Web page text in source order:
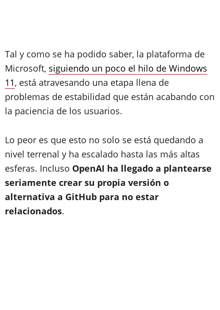
Tal y como se ha podido saber, la plataforma de
Microsoft, siguiendo un poco el hilo de Windows
11, está atravesando una etapa llena de
problemas de estabilidad que están acabando con
la paciencia de los usuarios.
Lo peor es que esto no solo se está quedando a
nivel terrenal y ha escalado hasta las más altas
esferas. Incluso OpenAI ha llegado a plantearse
seriamente crear su propia versión o
alternativa a GitHub para no estar
relacionados.